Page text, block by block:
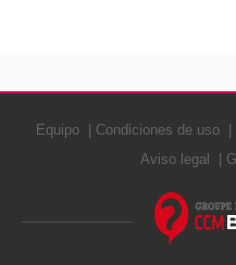
Equipo Condiciones de uso
Aviso legal